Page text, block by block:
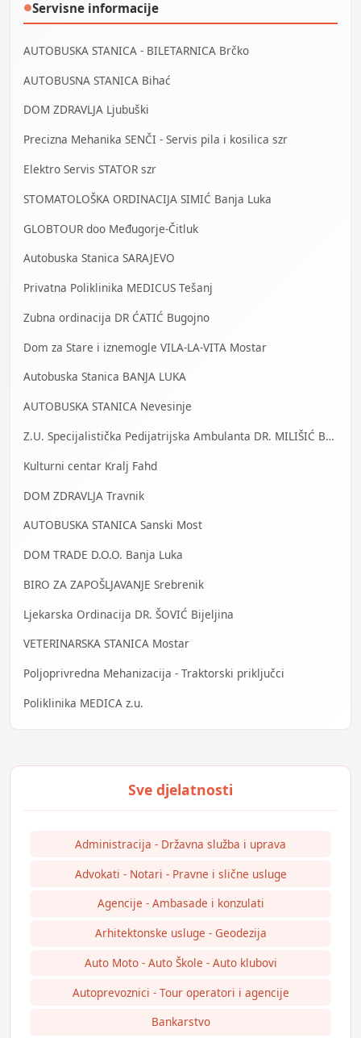
●Servisne informacije
AUTOBUSKA STANICA - BILETARNICA Brčko
AUTOBUSNA STANICA Bihać
DOM ZDRAVLJA Ljubuški
Precizna Mehanika SENČI - Servis pila i kosilica szr
Elektro Servis STATOR szr
STOMATOLOŠKA ORDINACIJA SIMIĆ Banja Luka
GLOBTOUR doo Međugorje-Čitluk
Autobuska Stanica SARAJEVO
Privatna Poliklinika MEDICUS Tešanj
Zubna ordinacija DR ĆATIĆ Bugojno
Dom za Stare i iznemogle VILA-LA-VITA Mostar
Autobuska Stanica BANJA LUKA
AUTOBUSKA STANICA Nevesinje
Z.U. Specijalistička Pedijatrijska Ambulanta DR. MILIŠIĆ Banja Luka
Kulturni centar Kralj Fahd
DOM ZDRAVLJA Travnik
AUTOBUSKA STANICA Sanski Most
DOM TRADE D.O.O. Banja Luka
BIRO ZA ZAPOŠLJAVANJE Srebrenik
Ljekarska Ordinacija DR. ŠOVIĆ Bijeljina
VETERINARSKA STANICA Mostar
Poljoprivredna Mehanizacija - Traktorski priključci
Poliklinika MEDICA z.u.
Administracija - Državna služba i uprava
Advokati - Notari - Pravne i slične usluge
Agencije - Ambasade i konzulati
Arhitektonske usluge - Geodezija
Auto Moto - Auto Škole - Auto klubovi
Autoprevoznici - Tour operatori i agencije
Bankarstvo